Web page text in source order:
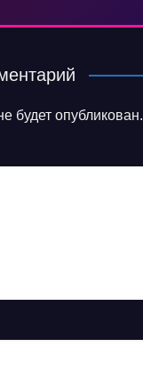
будет опубликован.